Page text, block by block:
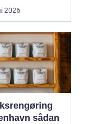
lige så meg...
2026
sådan